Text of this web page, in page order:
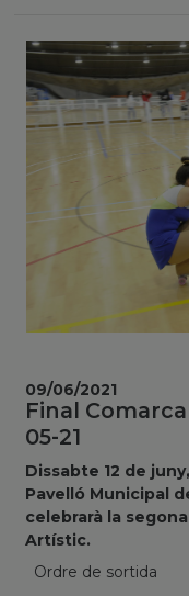
Final
05-21
Dissabte 12 de
Pavelló Municipal
celebrarà la
Artístic.
Ordre de sortida
09/06/2021